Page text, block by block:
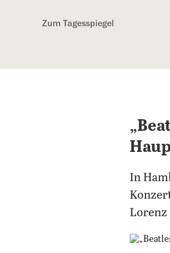
Zum Tagesspiegel
In